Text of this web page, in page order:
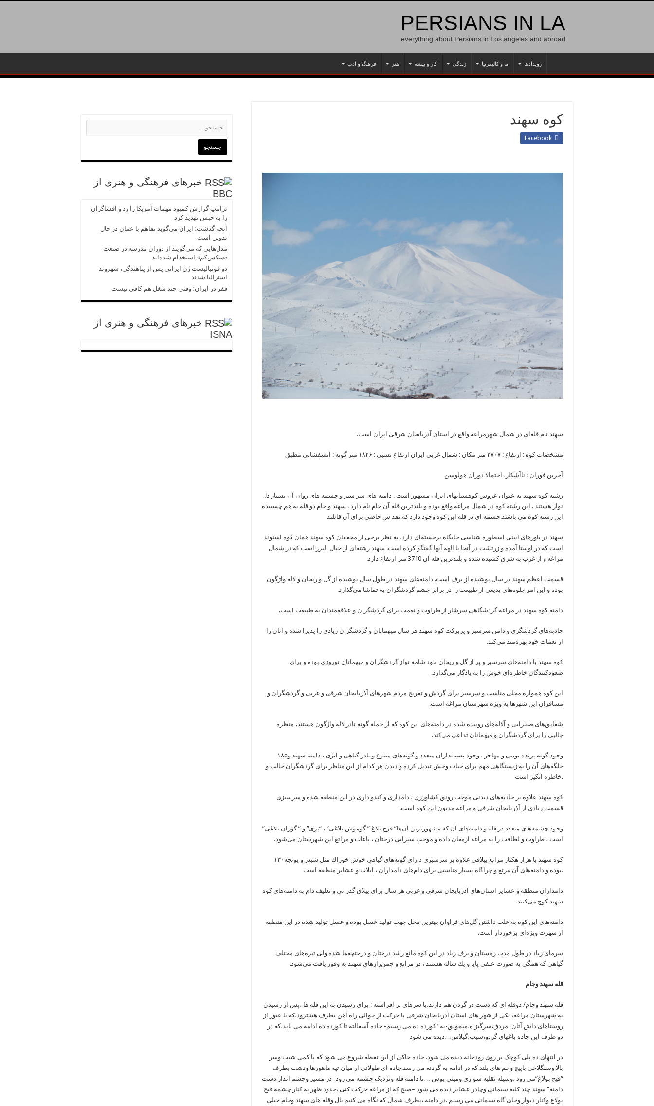
PERSIANS IN LA
everything about Persians in Los angeles and abroad
رویدادها ما و کالیفرنیا زندگی کار و پیشه هنر فرهنگ و ادب
کوه سهند
Facebook
سهند نام قله‌ای در شمال شهرمراغه واقع در استان آذربایجان شرقی ایران است.
مشخصات کوه : ارتفاع : ۳۷۰۷ متر مکان : شمال غربی ایران ارتفاع نسبی : ۱۸۲۶ متر گونه : آتشفشانی مطبق
آخرین فوران : ناآشکار، احتمالا دوران هولوسن
رشته کوه سهند به عنوان عروس کوهستانهای ایران مشهور است . دامنه های سر سبز و چشمه های روان آن بسیار دل
نواز هستند . این رشته کوه در شمال مراغه واقع بوده و بلندترین قله آن جام نام دارد . سهند و جام دو قله به هم چسبیده
این رشته کوه می باشند.چشمه ای در قله این کوه وجود دارد که تقد س خاصی برای آن قائلند
سهند در باورهای آیینی اسطوره شناسی جایگاه برجسته‌ای دارد، به نظر برخی از محققان كوه سهند همان كوه اسنوند
است كه در اوستا آمده و زرتشت در آنجا با الهه آبها گفتگو كرده است. سهند رشته‌ای از جبال البرز است كه در شمال
مراغه و از غرب به شرق كشیده شده و بلندترین قله آن 3710 متر ارتفاع دارد.
قسمت اعظم سهند در سال پوشیده از برف است. دامنه‌های سهند در طول سال پوشیده از گل و ریحان و لاله واژگون
بوده و این امر جلوه‌های بدیعی از طبیعت را در برابر چشم گردشگران به تماشا می‌گذارد.
دامنه كوه سهند در مراغه گردشگاهی سرشار از طراوت و نعمت برای گردشگران و علاقه‌مندان به طبیعت است.
جاذبه‌های گردشگری و دامن سرسبز و پربركت كوه سهند هر سال میهمانان و گردشگران زیادی را پذیرا شده و آنان را
از نعمات خود بهره‌مند می‌كند.
كوه سهند با دامنه‌های سرسبز و پر از گل و ریحان خود شامه نواز گردشگران و میهمانان نوروزی بوده و برای
صعودكنندگان خاطره‌ای خوش را به یادگار می‌گذارد.
این كوه همواره محلی مناسب و سرسبز برای گردش و تفریح مردم شهرهای آذربایجان شرقی و غربی و گردشگران و
مسافران این شهرها به ویژه شهرستان مراغه است.
شقایق‌های صحرایی و آلاله‌های روییده شده در دامنه‌های این كوه كه از جمله گونه نادر لاله واژگون هستند، منظره
جالبی را برای گردشگران و میهمانان تداعی می‌كند.
وجود ‪ ۱۸۵گونه پرنده بومی و مهاجر ، وجود پستانداران متعدد و گونه‌های متنوع و نادر گیاهی و آبزی ، دامنه سهند و
جلگه‌های آن را به زیستگاهی مهم برای حیات وحش تبدیل كرده و دیدن هر كدام از این مناظر برای گردشگران جالب و
خاطره انگیز است.
كوه سهند علاوه بر جاذبه‌های دیدنی موجب رونق كشاورزی ، دامداری و كندو داری در این منطقه شده و سرسبزی
قسمت زیادی از آذربایجان شرقی و مراغه مدیون این كوه است.
وجود چشمه‌های متعدد در قله و دامنه‌های آن كه مشهورترین آن‌ها” قرخ بلاغ ” گوموش بلاغی” ، “پری” و ” گوران بلاغی”
است ، طراوت و لطافت را به مراغه ارمغان داده و موجب سیرابی درختان ، باغات و مراتع این شهرستان می‌شود.
كوه سهند با ‪ ۱۳۰هزار هكتار مراتع ییلاقی علاوه بر سرسبزی دارای گونه‌های گیاهی خوش خوراك مثل شبدر و یونجه
بوده و دامنه‌های آن مرتع و چراگاه بسیار مناسبی برای دام‌های دامداران ، ایلات و عشایر منطقه است.
دامداران منطقه و عشایر استان‌های آذربایجان شرقی و غربی هر سال برای ییلاق گذرانی و تعلیف دام به دامنه‌های كوه
سهند كوچ می‌كنند.
دامنه‌های این كوه به علت داشتن گل‌های فراوان بهترین محل جهت تولید عسل بوده و عسل تولید شده در این منطقه
از شهرت ویژه‌ای برخوردار است.
سرمای زیاد در طول مدت زمستان و برف زیاد در این كوه مانع رشد درختان و درختچه‌ها شده ولی تیره‌های مختلف
گیاهی كه همگی به صورت علفی پایا و یك ساله هستند ، در مراتع و چمن‌زارهای سهند به وفور یافت می‌شود.
قله سهند وجام
قله سهند وجام/ دوقله ای که دست در گردن هم دارند،با سرهای بر افراشته : برای رسیدن به این قله ها ،پس از رسیدن
به شهرستان مراغه، یکی از شهر های استان آذربایجان شرقی با حرکت از حوالی راه آهن بطرف هشترود،که با عبور از
روستاهای داش آتان ،مردق،سرگیز ه،میمونق-به” کورده ده می رسیم- جاده آسفالته تا کورده ده ادامه می یابد،که در
دو طرف این جاده باغهای گردو،سیب،گیلاس…دیده می شود
در انتهای ده پلی کوچک بر روی رودخانه دیده می شود. جاده خاکی از این نقطه شروع می شود که با کمی شیب وسر
بالا وسنگلاخی باپیچ وخم های بلند که در ادامه به گردنه می رسد.جاده ای طولانی ار میان تپه ماهورها ودشت بطرف
“قیخ بولاغ”می رود ،وسیله نقلیه سواری ومینی بوس …تا دامنه قله ونزدیک چشمه می رود- در مسیر وچشم انداز دشت
دامنه” سهند چند کلبه سیمانی وچادر عشایر دیده می شود –صبح که از مراغه حرکت کنی ،حدود ظهر به کنار چشمه قیخ
بولاغ وکنار دیوار وجای گاه سیمانی می رسیم .در دامنه ،بطرف شمال که نگاه می کنیم یال وقله های سهند وجام خیلی
خبرهای فرهنگی و هنری از
BBC
ترامپ گزارش کمبود مهمات آمریکا را رد و افشاگران
را به حبس تهدید کرد
آنچه گذشت؛ ایران می‌گوید تفاهم با عمان در حال
تدوین است
مدل‌هایی که می‌گویند از دوران مدرسه در صنعت
«سکس‌کم» استخدام‌ شده‌اند
دو فوتبالیست زن ایرانی پس از پناهندگی، شهروند
استرالیا شدند
فقر در ایران؛ وقتی چند شغل هم کافی نیست
خبرهای فرهنگی و هنری از
ISNA